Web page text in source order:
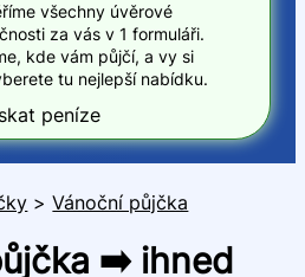
všechny úvěrové
za vás v 1 formuláři.
kde vám půjčí, a vy si
tu nejlepší nabídku.
peníze
> Vánoční půjčka
➡️ ihned